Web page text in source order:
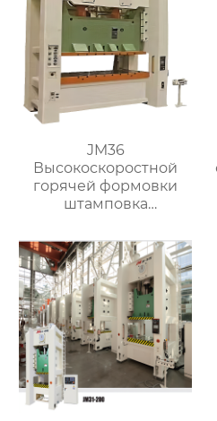
JM36
Высокоскоростной
горячей формовки
штамповка
пресс ковка машина
для производства
латунных клапанов